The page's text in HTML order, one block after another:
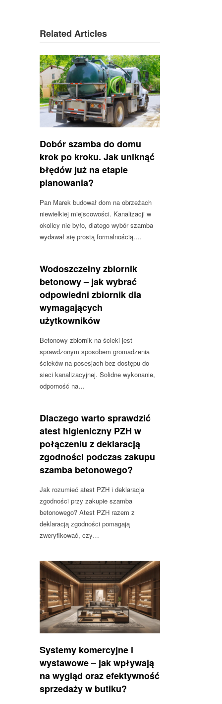
Related Articles
Dobór szamba do domu
krok po kroku. Jak uniknąć
błędów już na etapie
planowania?
Pan Marek budował dom na obrzeżach
niewielkiej miejscowości. Kanalizacji w
okolicy nie było, dlatego wybór szamba
wydawał się prostą formalnością.…
Wodoszczelny zbiornik
betonowy – jak wybrać
odpowiedni zbiornik dla
wymagających
użytkowników
Betonowy zbiornik na ścieki jest
sprawdzonym sposobem gromadzenia
ścieków na posesjach bez dostępu do
sieci kanalizacyjnej. Solidne wykonanie,
odporność na…
Dlaczego warto sprawdzić
atest higieniczny PZH w
połączeniu z deklaracją
zgodności podczas zakupu
szamba betonowego?
Jak rozumieć atest PZH i deklaracja
zgodności przy zakupie szamba
betonowego? Atest PZH razem z
deklaracją zgodności pomagają
zweryfikować, czy…
Systemy komercyjne i
wystawowe – jak wpływają
na wygląd oraz efektywność
sprzedaży w butiku?